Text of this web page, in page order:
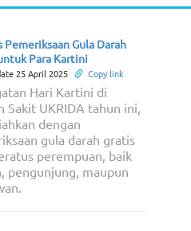
Pemeriksaan Gula Darah
Para Kartini
25 April 2025 Copy link
Hari Kartini di
Sakit UKRIDA tahun ini,
dengan
gula darah gratis
perempuan, baik
pengunjung, maupun